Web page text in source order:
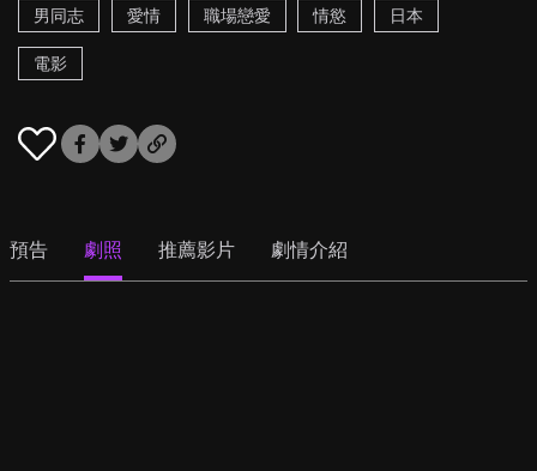
男同志
愛情 職場戀愛 情慾 日本
電影
預告 劇照 推薦影片 劇情介紹